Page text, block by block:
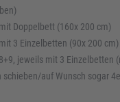
Doppelbett (160x 200 cm)
3 Einzelbetten (90x 200 cm)
jeweils mit 3 Einzelbetten
auf Wunsch sogar